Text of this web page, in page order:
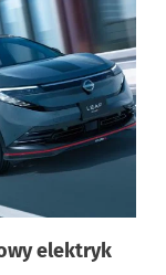
elektryk